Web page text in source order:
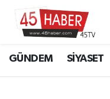
GÜNDEM SİYASET
SİYASET
Manisa Hava